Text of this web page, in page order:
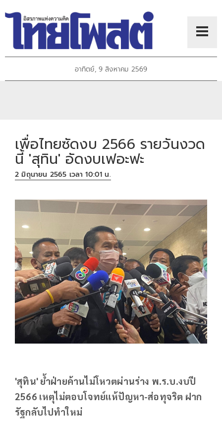
อาทิตย์, 9 สิงหาคม 2569
เพื่อไทยซัดงบ 2566 รายวันงวด
นี้ 'สุทิน' อัดงบเฟอะฟะ
2 มิถุนายน 2565 เวลา 10:01 น.
'สุทิน' ย้ำฝ่ายค้านไม่โหวตผ่านร่าง พ.ร.บ.งบปี
2566 เหตุไม่ตอบโจทย์แห้ปัญหา-ส่อทุจริต ฝาก
รัฐกลับไปทำใหม่